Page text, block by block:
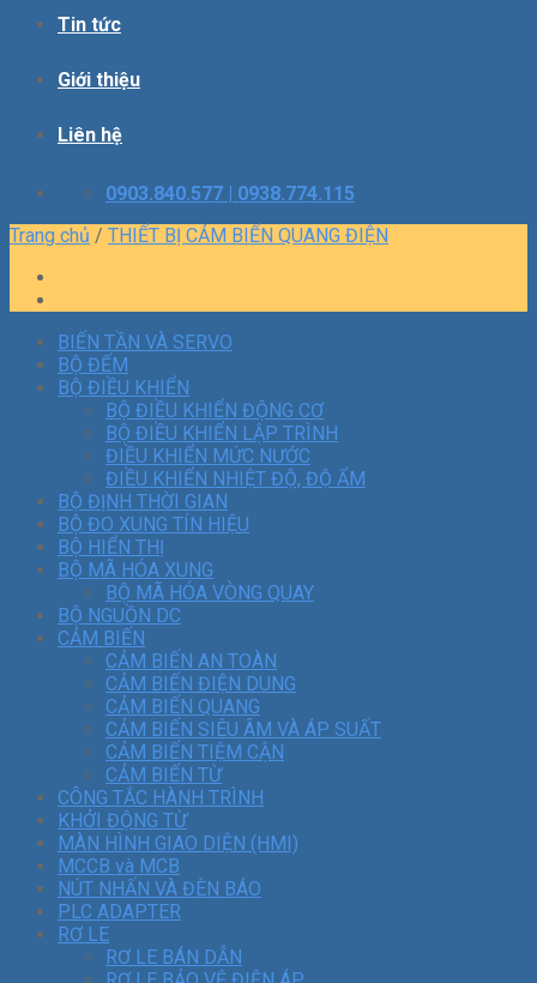
Tin tức
Giới thiệu
Liên hệ
0903.840.577 | 0938.774.115
Trang chủ / THIẾT BỊ CẢM BIẾN QUANG ĐIỆN
BIẾN TẦN VÀ SERVO
BỘ ĐẾM
BỘ ĐIỀU KHIỂN
BỘ ĐIỀU KHIỂN ĐỘNG CƠ
BỘ ĐIỀU KHIỂN LẬP TRÌNH
ĐIỀU KHIỂN MỨC NƯỚC
ĐIỀU KHIỂN NHIỆT ĐỘ, ĐỘ ẨM
BỘ ĐỊNH THỜI GIAN
BỘ ĐO XUNG TÍN HIỆU
BỘ HIỂN THỊ
BỘ MÃ HÓA XUNG
BỘ MÃ HÓA VÒNG QUAY
BỘ NGUỒN DC
CẢM BIẾN
CẢM BIẾN AN TOÀN
CẢM BIẾN ĐIỆN DUNG
CẢM BIẾN QUANG
CẢM BIẾN SIÊU ÂM VÀ ÁP SUẤT
CẢM BIẾN TIỆM CẬN
CẢM BIẾN TỪ
CÔNG TẮC HÀNH TRÌNH
KHỞI ĐỘNG TỪ
MÀN HÌNH GIAO DIỆN (HMI)
MCCB và MCB
NÚT NHẤN VÀ ĐÈN BÁO
PLC ADAPTER
RƠ LE
RƠ LE BÁN DẪN